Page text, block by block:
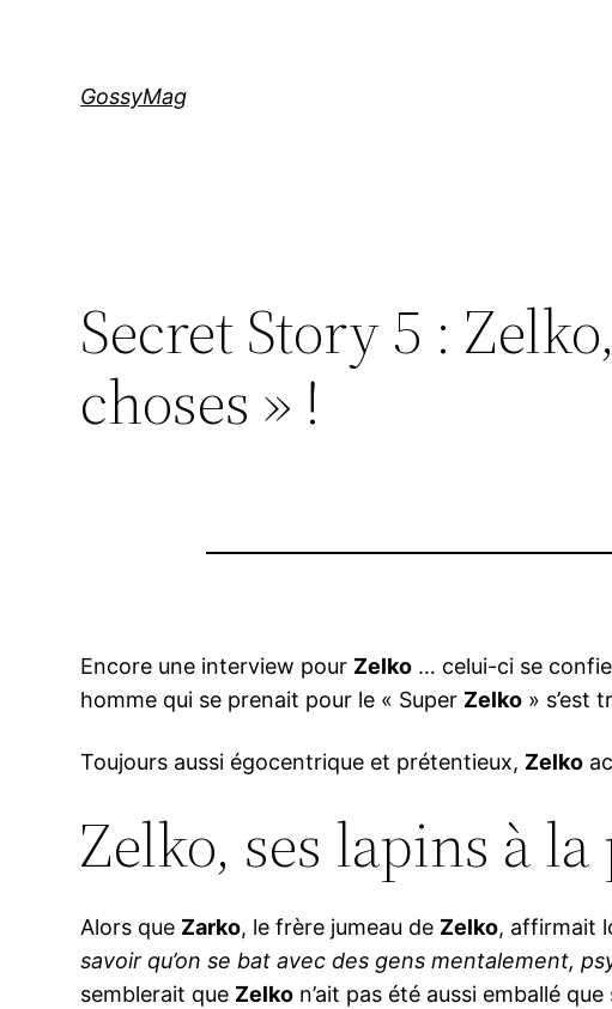
GossyMag
Secret Story 5 :
choses » !
Encore une interview pour Zelko … celui-ci se
homme qui se prenait pour le « Super Zelko » s’est
Toujours aussi égocentrique et prétentieux, Zelko
Zelko, ses lapins à
Alors que Zarko, le frère jumeau de Zelko, affirmait
savoir qu’on se bat avec des gens mentalement,
semblerait que Zelko n’ait pas été aussi emballé